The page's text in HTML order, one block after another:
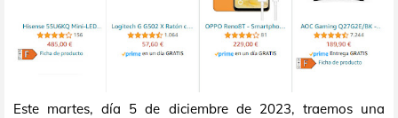
Este martes, día 5 de diciembre de 2023, traemos una